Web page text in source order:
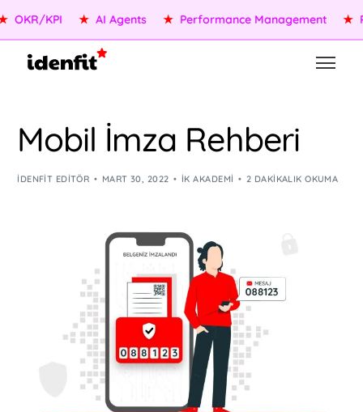
OKR/KPI AI Agents Performance Management
Mobil İmza Rehberi
IDENFIT EDITÖR MART 30, 2022 İK AKADEMI 2 DAKIKALIK OKUMA